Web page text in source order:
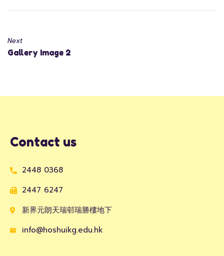
Next
Gallery Image 2
Contact us
2448 0368
2447 6247
新界元朗天瑞邨瑞勝樓地下
info@hoshuikg.edu.hk